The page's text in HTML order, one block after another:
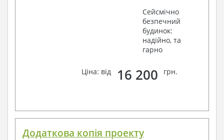
Сейсмічно
безпечний
будинок:
надійно, та
гарно
Ціна: від 16 200 грн.
Додаткова копія проекту